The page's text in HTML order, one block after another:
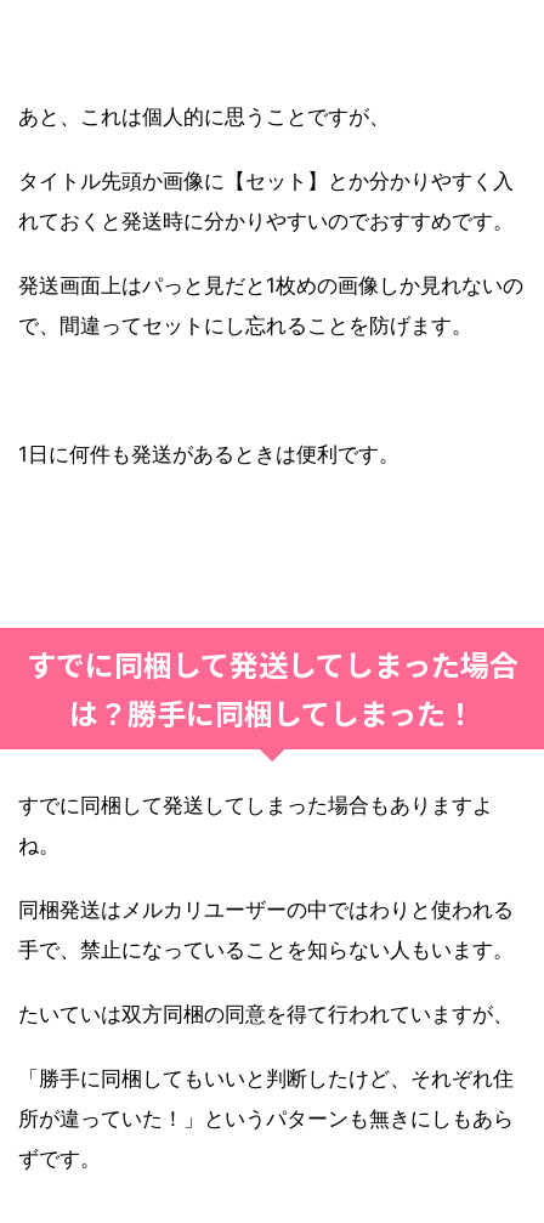
あと、これは個人的に思うことですが、
タイトル先頭か画像に【セット】とか分かりやすく入
れておくと発送時に分かりやすいのでおすすめです。
発送画面上はパっと見だと1枚めの画像しか見れないの
で、間違ってセットにし忘れることを防げます。
1日に何件も発送があるときは便利です。
すでに同梱して発送してしまった場合
は？勝手に同梱してしまった！
すでに同梱して発送してしまった場合もありますよ
ね。
同梱発送はメルカリユーザーの中ではわりと使われる
手で、禁止になっていることを知らない人もいます。
たいていは双方同梱の同意を得て行われていますが、
「勝手に同梱してもいいと判断したけど、それぞれ住
所が違っていた！」というパターンも無きにしもあら
ずです。